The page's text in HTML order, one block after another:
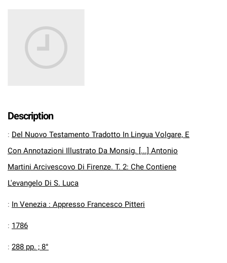
Description
: Del Nuovo Testamento Tradotto In Lingua Volgare, E
Con Annotazioni Illustrato Da Monsig. [...] Antonio
Martini Arcivescovo Di Firenze. T. 2: Che Contiene
L'evangelo Di S. Luca
: In Venezia : Appresso Francesco Pitteri
: 1786
: 288 pp. ; 8°